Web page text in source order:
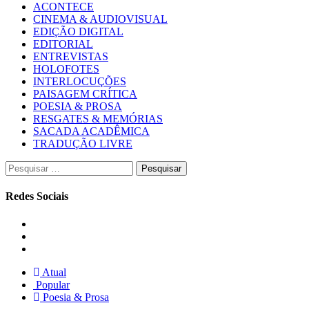
ACONTECE
CINEMA & AUDIOVISUAL
EDIÇÃO DIGITAL
EDITORIAL
ENTREVISTAS
HOLOFOTES
INTERLOCUÇÕES
PAISAGEM CRÍTICA
POESIA & PROSA
RESGATES & MEMÓRIAS
SACADA ACADÊMICA
TRADUÇÃO LIVRE
Pesquisar
por:
Redes Sociais
Atual
Popular
Poesia & Prosa